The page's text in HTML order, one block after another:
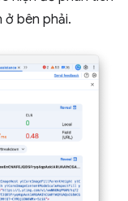
ở bên phải.